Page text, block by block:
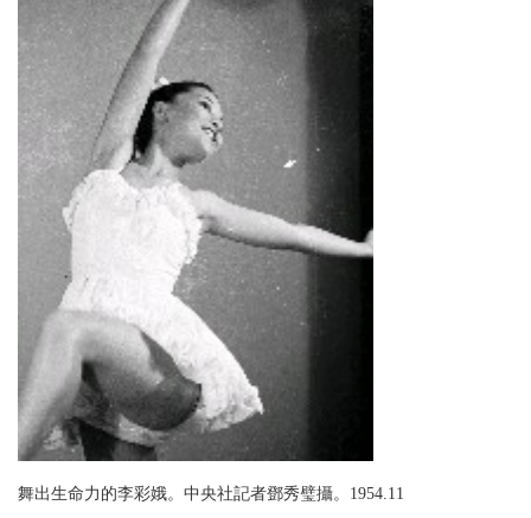
舞出生命力的李彩娥。中央社記者鄧秀璧攝。1954.11